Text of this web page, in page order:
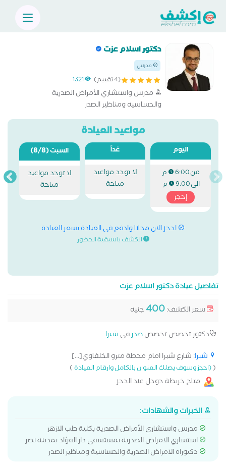
دكتور اسلام عزت
مدرس
(4 تقييم) 1321
مدرس واستشاري الأمراض الصدرية
والحساسيه ومناظير الصدر
مواعيد العيادة
اليوم
من6:00 م
الى9:00 م
إحجز
غداً
لا توجد مواعيد
متاحة
السبت(8/8)
لا توجد مواعيد
متاحة
احجز الان مجانا وادفع في العيادة بسعر العيادة
الكشف باسبقية الحضور
تفاصيل عيادة دكتور اسلام عزت
سعر الكشف:400 جنيه
دكتور تخصص تخصصصدرفي شبرا
شبرا: شارع شبرا امام محطة مترو الخلفاوي[...]
((احجز وسوف يصلك العنوان بالكامل وارقام العيادة)
متاح خريطة جوجل عند الحجز
الخبرات والشهادات:
مدرس واستشاري الأمراض الصدرية بكلية طب الازهر
استشاري الامراض الصدرية بمستشفى دار الفؤاد بمدينة نصر
دكتوراه الامراض الصدرية والحساسية ومناظير الصدر